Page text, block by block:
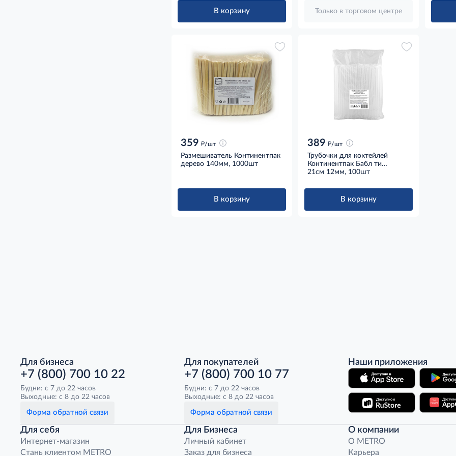
В корзину Только в торговом центре
359 д/шт
Размешиватель Континентпак
дерево 140мм, 1000шт
В корзину
389 д/шт
Трубочки для коктейлей
Континентпак Бабл ти
прозрачные пластиковые в
21см 12мм, 100шт
21см 12мм, 100шт
В корзину
Для бизнеса
+7 (800) 700 10 22
Будни: с 7 до 22 часов
Выходные: с 8 до 22 часов
Форма обратной связи
Для покупателей
+7 (800) 700 10 77
Будни: с 7 до 22 часов
Выходные: с 8 до 22 часов
Форма обратной связи
Наши приложения
Для себя
Интернет-магазин
Стань клиентом METRO
Для Бизнеса
Личный кабинет
Заказ для бизнеса
О компании
O METRO
Карьера